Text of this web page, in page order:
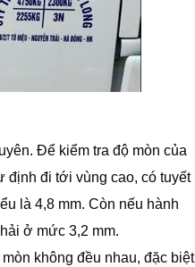
Để kiểm tra độ mòn của
định đi tới vùng cao, có tuyết
là 4,8 mm. Còn nếu hành
ở mức 3,2 mm.
không đều nhau, đặc biệt